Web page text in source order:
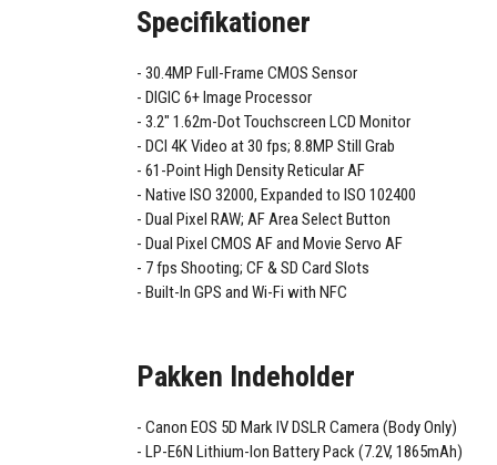
Specifikationer
30.4MP Full-Frame CMOS Sensor
DIGIC 6+ Image Processor
3.2" 1.62m-Dot Touchscreen LCD Monitor
DCI 4K Video at 30 fps; 8.8MP Still Grab
61-Point High Density Reticular AF
Native ISO 32000, Expanded to ISO 102400
Dual Pixel RAW; AF Area Select Button
Dual Pixel CMOS AF and Movie Servo AF
7 fps Shooting; CF & SD Card Slots
Built-In GPS and Wi-Fi with NFC
Pakken Indeholder
Canon EOS 5D Mark IV DSLR Camera (Body Only)
LP-E6N Lithium-Ion Battery Pack (7.2V, 1865mAh)